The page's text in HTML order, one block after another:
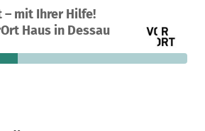
– mit Ihrer Hilfe!
Haus in Dessau
Deutschland
40 % 34.485 €
fehlen noch